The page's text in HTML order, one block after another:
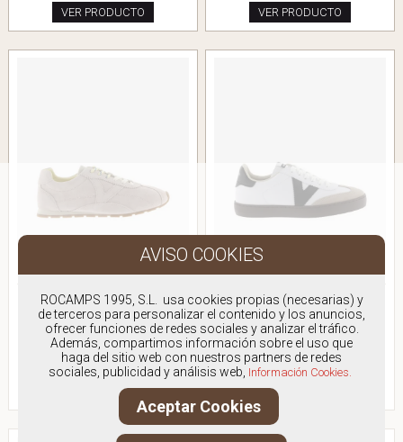
VER PRODUCTO VER PRODUCTO
VICTORIA 159102
BAMBA DOBLE CORDÓN
Antes:79.90€
49,00€
IVA Incluido
VER PRODUCTO
VICTORIA 126186
BAMBA LOGO NEGRO
Antes:75.90€
59,00€
IVA Incluido
VER PRODUCTO
ROCAMPS 1995, S.L. usa cookies propias (necesarias) y
de terceros para personalizar el contenido y los anuncios,
ofrecer funciones de redes sociales y analizar el tráfico.
Además, compartimos información sobre el uso que
haga del sitio web con nuestros partners de redes
sociales, publicidad y análisis web, Información Cookies.
Aceptar Cookies